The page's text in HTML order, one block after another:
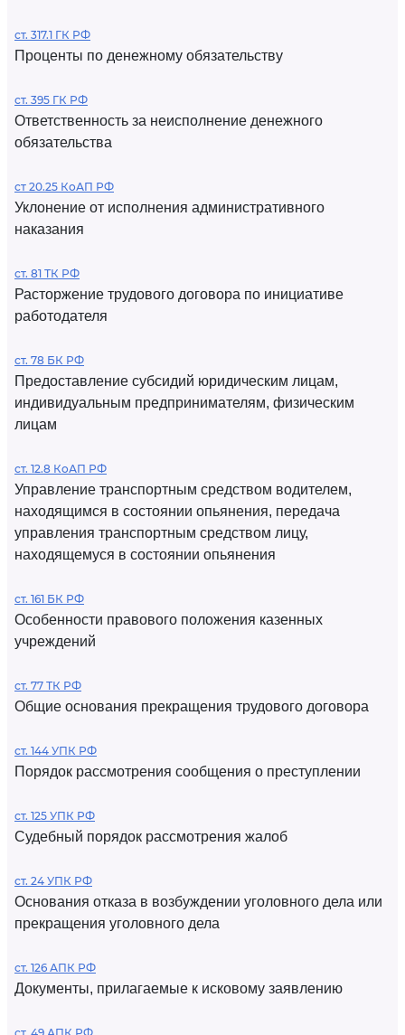
ст. 317.1 ГК РФ
Проценты по денежному обязательству
ст. 395 ГК РФ
Ответственность за неисполнение денежного
обязательства
ст 20.25 КоАП РФ
Уклонение от исполнения административного
наказания
ст. 81 ТК РФ
Расторжение трудового договора по инициативе
работодателя
ст. 78 БК РФ
Предоставление субсидий юридическим лицам,
индивидуальным предпринимателям, физическим
лицам
ст. 12.8 КоАП РФ
Управление транспортным средством водителем,
находящимся в состоянии опьянения, передача
управления транспортным средством лицу,
находящемуся в состоянии опьянения
ст. 161 БК РФ
Особенности правового положения казенных
учреждений
ст. 77 ТК РФ
Общие основания прекращения трудового договора
ст. 144 УПК РФ
Порядок рассмотрения сообщения о преступлении
ст. 125 УПК РФ
Судебный порядок рассмотрения жалоб
ст. 24 УПК РФ
Основания отказа в возбуждении уголовного дела или
прекращения уголовного дела
ст. 126 АПК РФ
Документы, прилагаемые к исковому заявлению